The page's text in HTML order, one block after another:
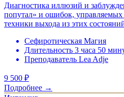
Диагностика иллюзий и
попутал» и ошибок,
техники выхода из этих
Сефиротическая Магия
Длительность 3 часа 50
Преподаватель Lea Adje
9 500 ₽
Подробнее →